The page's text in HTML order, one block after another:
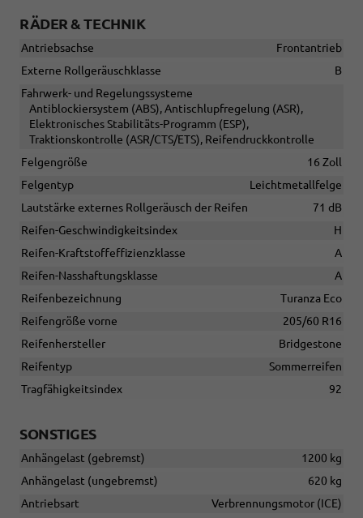
RÄDER & TECHNIK
Antriebsachse
Frontantrieb
Externe Rollgeräuschklasse
B
Fahrwerk- und Regelungssysteme
Antiblockiersystem (ABS), Antischlupfregelung (ASR),
Elektronisches Stabilitäts-Programm (ESP),
Traktionskontrolle (ASR/CTS/ETS), Reifendruckkontrolle
Felgengröße
16 Zoll
Felgentyp
Leichtmetallfelge
Lautstärke externes Rollgeräusch der Reifen
71 dB
Reifen-Geschwindigkeitsindex
H
Reifen-Kraftstoffeffizienzklasse
A
Reifen-Nasshaftungsklasse
A
Reifenbezeichnung
Turanza Eco
Reifengröße vorne
205/60 R16
Reifenhersteller
Bridgestone
Reifentyp
Sommerreifen
Tragfähigkeitsindex
92
SONSTIGES
Anhängelast (gebremst)
1200 kg
Anhängelast (ungebremst)
620 kg
Antriebsart
Verbrennungsmotor (ICE)